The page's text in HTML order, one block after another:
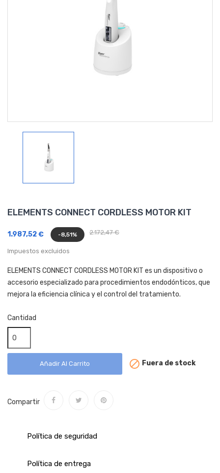
ELEMENTS CONNECT CORDLESS MOTOR KIT
2.172,47 €
1.987,52 € -8,51%
Impuestos excluidos
ELEMENTS CONNECT CORDLESS MOTOR KIT es un dispositivo o
accesorio especializado para procedimientos endodónticos, que
mejora la eficiencia clínica y el control del tratamiento.
Cantidad
Añadir Al Carrito  Fuera de stock
Compartir
Política de seguridad
Política de entrega